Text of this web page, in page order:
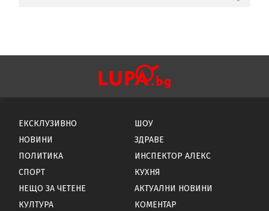
ЕКСКЛУЗИВНО
НОВИНИ
ПОЛИТИКА
СПОРТ
НЕЩО ЗА ЧЕТЕНЕ
КУЛТУРА
ШОУ
ЗДРАВЕ
ИНСПЕКТОР АЛЕКС
КУХНЯ
АКТУАЛНИ НОВИНИ
КОМЕНТАР